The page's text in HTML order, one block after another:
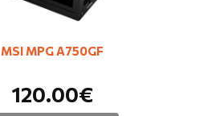
MSI MPG A750GF
120.00€